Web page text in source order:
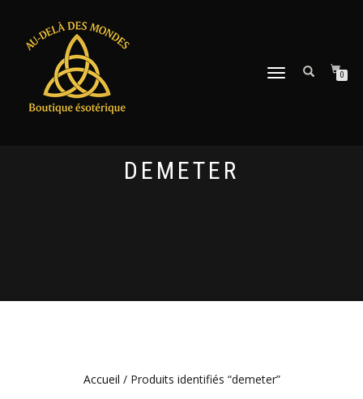
DÉPLIER
0
DEMETER
Accueil / Produits identifiés “demeter”